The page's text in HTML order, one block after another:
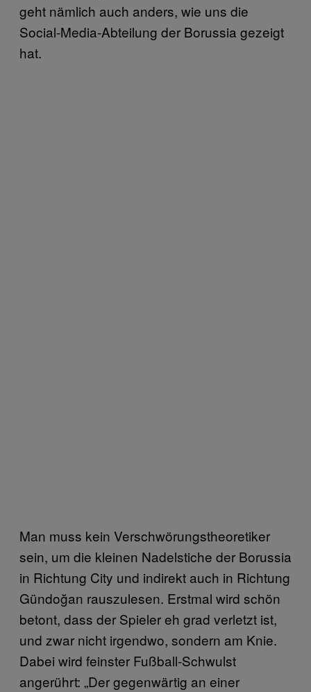
geht nämlich auch anders, wie uns die
Social-Media-Abteilung der Borussia gezeigt
hat.
Man muss kein Verschwörungstheoretiker
sein, um die kleinen Nadelstiche der Borussia
in Richtung City und indirekt auch in Richtung
Gündoğan rauszulesen. Erstmal wird schön
betont, dass der Spieler eh grad verletzt ist,
und zwar nicht irgendwo, sondern am Knie.
Dabei wird feinster Fußball-Schwulst
angerührt: „Der gegenwärtig an einer